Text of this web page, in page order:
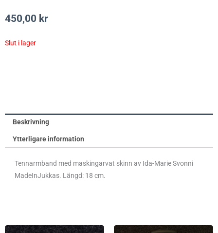
450,00 kr
Slut i lager
Beskrivning
Ytterligare information
Tennarmband med maskingarvat skinn av Ida-Marie Svonni
MadeInJukkas. Längd: 18 cm.